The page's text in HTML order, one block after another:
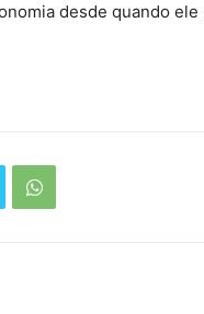
desde quando